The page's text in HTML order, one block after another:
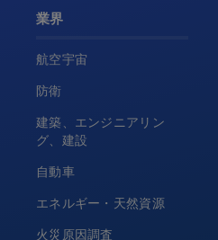
業界
航空宇宙
防衛
建築、エンジニアリン
グ、建設
自動車
エネルギー・天然資源
火災原因調査